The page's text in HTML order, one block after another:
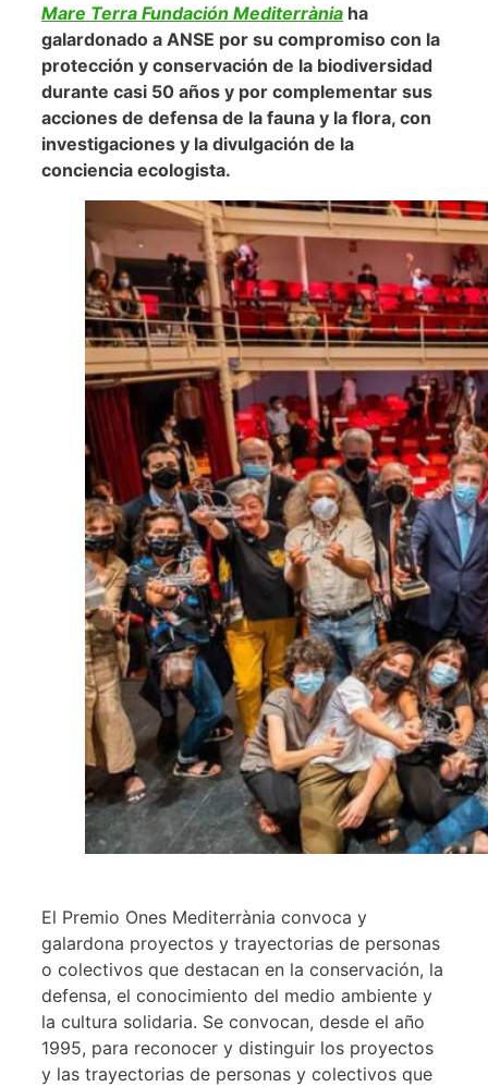
Mare Terra Fundación Mediterrània ha
galardonado a ANSE por su compromiso con la
protección y conservación de la biodiversidad
durante casi 50 años y por complementar sus
acciones de defensa de la fauna y la flora, con
investigaciones y la divulgación de la
conciencia ecologista.
El Premio Ones Mediterrània convoca y
galardona proyectos y trayectorias de personas
o colectivos que destacan en la conservación, la
defensa, el conocimiento del medio ambiente y
la cultura solidaria. Se convocan, desde el año
1995, para reconocer y distinguir los proyectos
y las trayectorias de personas y colectivos que